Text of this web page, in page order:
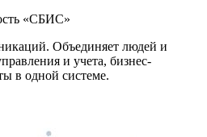
«СБИС»
Объединяет людей и
и учета, бизнес-
в одной системе.